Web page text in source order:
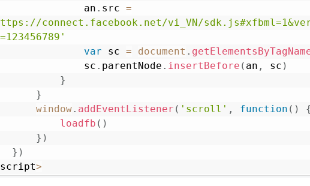
                an
. src =
connect.facebook.net/vi_VN/
var sc = document .
                sc
. parentNode . insertBefore ( an , sc )
}
}
window. addEventListener ( 'scroll' , function ( )
{
loadfb ( )
} )
} )
script>